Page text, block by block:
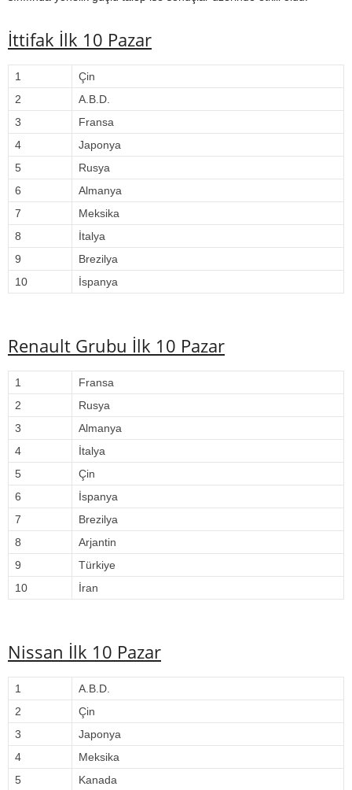
İttifak İlk 10 Pazar
1
Çin
2
A.B.D.
3
Fransa
4
Japonya
5
Rusya
6
Almanya
7
Meksika
8
İtalya
9
Brezilya
10
İspanya
Renault Grubu İlk 10 Pazar
1
Fransa
2
Rusya
3
Almanya
4
İtalya
5
Çin
6
İspanya
7
Brezilya
8
Arjantin
9
Türkiye
10
İran
Nissan İlk 10 Pazar
1
A.B.D.
2
Çin
3
Japonya
4
Meksika
5
Kanada